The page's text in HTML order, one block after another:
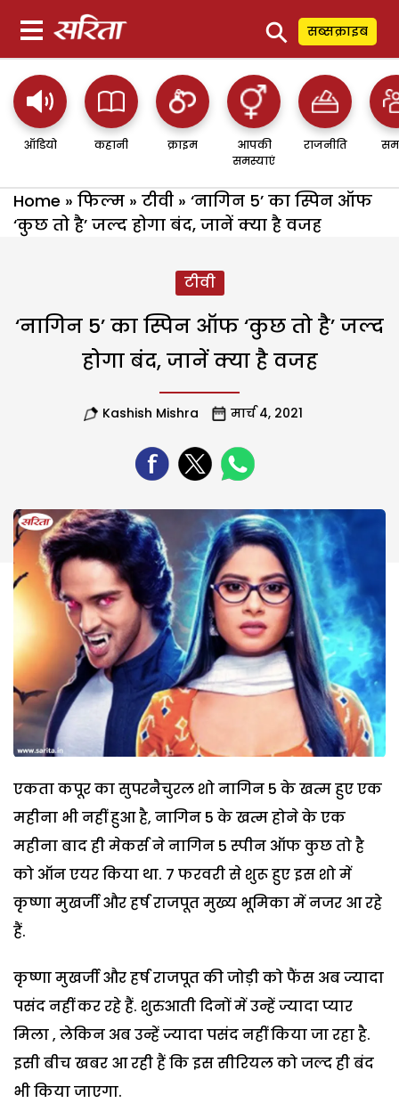
⚲ सब्सक्राइब
ऑडियो कहानी क्राइम
आपकी
समस्याएं
राजनीति
Home » फिल्म » टीवी » ‘नागिन 5’ का स्पिन ऑफ
‘कुछ तो है’ जल्द होगा बंद, जानें क्या है वजह
टीवी
‘नागिन 5’ का स्पिन ऑफ ‘कुछ तो है’ जल्द
होगा बंद, जानें क्या है वजह
Kashish Mishra मार्च 4, 2021
एकता कपूर का सुपरनैचुरल शो नागिन 5 के खत्म हुए एक
महीना भी नहीं हुआ है, नागिन 5 के खत्म होने के एक
महीना बाद ही मेकर्स ने नागिन 5 स्पीन ऑफ कुछ तो है
को ऑन एयर किया था. 7 फरवरी से शुरू हुए इस शो में
कृष्णा मुखर्जी और हर्ष राजपूत मुख्य भूमिका में नजर आ रहे
हैं.
कृष्णा मुखर्जी और हर्ष राजपूत की जोड़ी को फैंस अब ज्यादा
पसंद नहीं कर रहे हैं. शुरुआती दिनों में उन्हें ज्यादा प्यार
मिला , लेकिन अब उन्हें ज्यादा पसंद नहीं किया जा रहा है.
इसी बीच खबर आ रही हैं कि इस सीरियल को जल्द ही बंद
भी किया जाएगा.